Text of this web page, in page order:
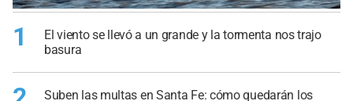
1
El viento se llevó a un grande y la tormenta nos trajo
basura
Suben las multas en Santa Fe: cómo quedarán los